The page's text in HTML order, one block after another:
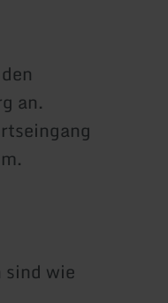
an.
sind wie